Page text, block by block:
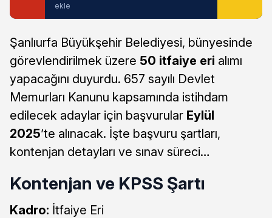
ekle
Şanlıurfa Büyükşehir Belediyesi, bünyesinde
görevlendirilmek üzere 50 itfaiye eri alımı
yapacağını duyurdu. 657 sayılı Devlet
Memurları Kanunu kapsamında istihdam
edilecek adaylar için başvurular Eylül
2025’te alınacak. İşte başvuru şartları,
kontenjan detayları ve sınav süreci…
Kontenjan ve KPSS Şartı
Kadro: İtfaiye Eri